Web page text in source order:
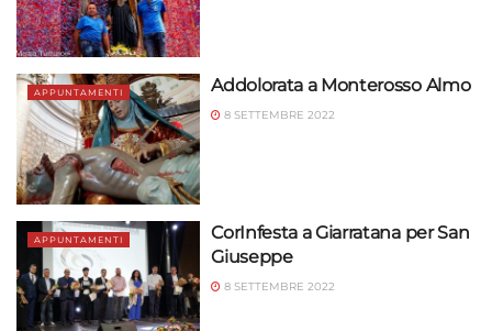
APPUNTAMENTI Addolorata a Monterosso Almo
8 SETTEMBRE 2022
APPUNTAMENTI
CorInfesta a Giarratana per San
Giuseppe
8 SETTEMBRE 2022